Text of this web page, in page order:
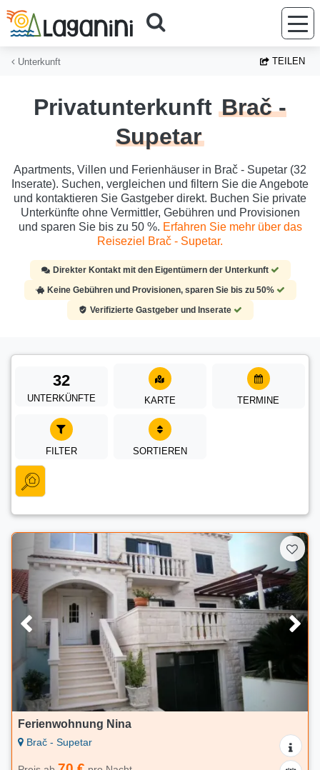
Zum Hauptinhalt springen
Unterkunft TEILEN
PrivatunterkunftBrač -
Supetar
Apartments, Villen und Ferienhäuser in Brač - Supetar (32
Inserate). Suchen, vergleichen und filtern Sie die Angebote
und kontaktieren Sie Gastgeber direkt. Buchen Sie private
Unterkünfte ohne Vermittler, Gebühren und Provisionen
und sparen Sie bis zu 50 %. Erfahren Sie mehr über das
Reiseziel Brač - Supetar.
Direkter Kontakt mit den Eigentümern der Unterkunft
Keine Gebühren und Provisionen, sparen Sie bis zu 50%
Verifizierte Gastgeber und Inserate
32
UNTERKÜNFTE KARTE TERMINE
FILTER SORTIEREN
Ferienwohnung Nina
Brač - Supetar